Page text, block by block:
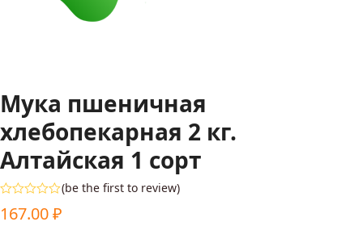
Мука пшеничная
хлебопекарная 2 кг.
Алтайская 1 сорт
(be the first to review)
167.00₽